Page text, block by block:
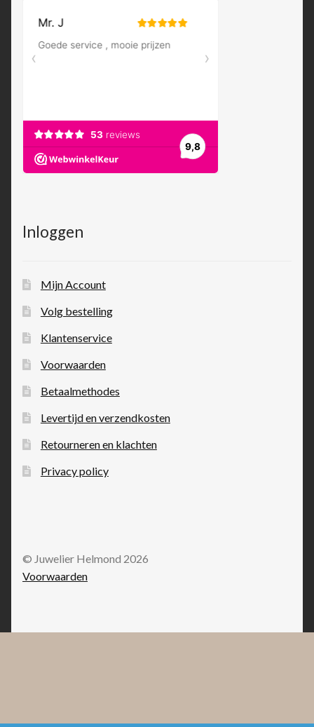
Inloggen
Mijn Account
Volg bestelling
Klantenservice
Voorwaarden
Betaalmethodes
Levertijd en verzendkosten
Retourneren en klachten
Privacy policy
© Juwelier Helmond 2026
Voorwaarden